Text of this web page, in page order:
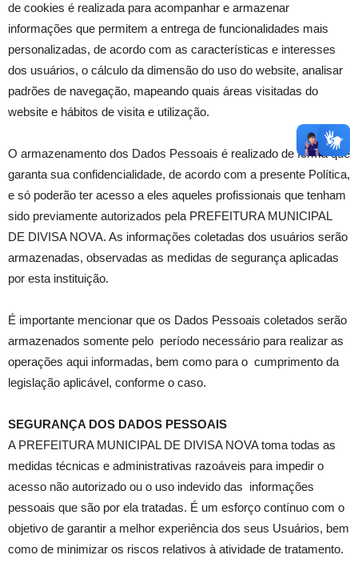
de cookies é realizada para acompanhar e armazenar
informações que permitem a entrega de funcionalidades mais
personalizadas, de acordo com as características e interesses
dos usuários, o cálculo da dimensão do uso do website, analisar
padrões de navegação, mapeando quais áreas visitadas do
website e hábitos de visita e utilização.
O armazenamento dos Dados Pessoais é realizado de forma que
garanta sua confidencialidade, de acordo com a presente Política,
e só poderão ter acesso a eles aqueles profissionais que tenham
sido previamente autorizados pela PREFEITURA MUNICIPAL
DE DIVISA NOVA. As informações coletadas dos usuários serão
armazenadas, observadas as medidas de segurança aplicadas
por esta instituição.
É importante mencionar que os Dados Pessoais coletados serão
armazenados somente pelo período necessário para realizar as
operações aqui informadas, bem como para o cumprimento da
legislação aplicável, conforme o caso.
SEGURANÇA DOS DADOS PESSOAIS
A PREFEITURA MUNICIPAL DE DIVISA NOVA toma todas as
medidas técnicas e administrativas razoáveis para impedir o
acesso não autorizado ou o uso indevido das informações
pessoais que são por ela tratadas. É um esforço contínuo com o
objetivo de garantir a melhor experiência dos seus Usuários, bem
como de minimizar os riscos relativos à atividade de tratamento.